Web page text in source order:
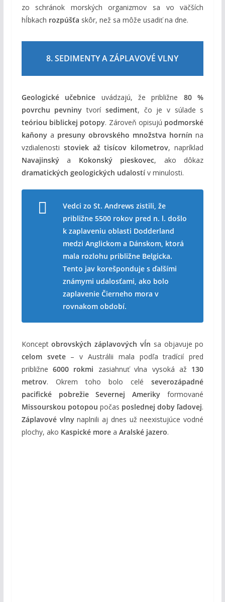
zo schránok morských organizmov sa vo väčších
hĺbkach rozpúšťa skôr, než sa môže usadiť na dne.
8. SEDIMENTY A ZÁPLAVOVÉ VLNY
Geologické učebnice uvádzajú, že približne 80 %
povrchu pevniny tvorí sediment, čo je v súlade s
teóriou biblickej potopy. Zároveň opisujú podmorské
kaňonya presuny obrovského množstva hornín na
vzdialenosti stoviek až tisícov kilometrov, napríklad
Navajinskýa Kokonský pieskovec, ako dôkaz
dramatických geologických udalostív minulosti.
Vedci zo St. Andrews zistili, že
približne 5500 rokov pred n. l. došlo
k zaplaveniu oblasti Dodderland
medzi Anglickom a Dánskom, ktorá
mala rozlohu približne Belgicka.
Tento jav korešponduje s ďalšími
známymi udalosťami, ako bolo
zaplavenie Čierneho mora v
rovnakom období.
Konceptobrovských záplavových vĺn sa objavuje po
celom svete– v Austrálii mala podľa tradícií pred
približne6000 rokmi zasiahnuť vlna vysoká až 130
metrov. Okrem toho bolo celéseverozápadné
pacifické pobrežie Severnej Ameriky formované
Missourskou potopou počas poslednej doby ľadovej.
Záplavové vlnynaplnili aj dnes už neexistujúce vodné
plochy, ako Kaspické morea Aralské jazero.